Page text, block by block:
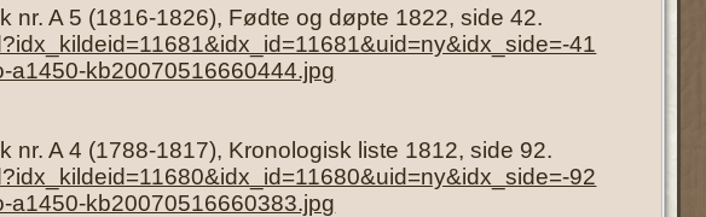
nr. A 5 (1816-1826), Fødte og døpte 1822, side 42.
41
a1450-kb20070516660444.jpg
A 4 (1788-1817), Kronologisk liste 1812, side 92.
92
a1450-kb20070516660383.jpg